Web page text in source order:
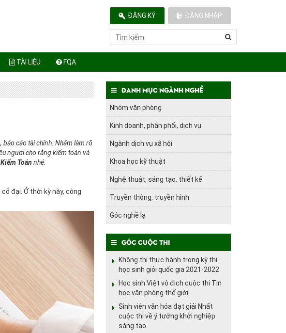
ĐĂNG KÝ ĐĂNG NHẬP
TÀI LIỆU FQA
báo cáo tài chính. Nhằm làm rõ
người cho rằng kiểm toán và
Toán nhé.
đại. Ở thời kỳ này, công
Danh mục ngành nghề
Nhóm văn phòng
Kinh doanh, phân phối, dịch vụ
Ngành dịch vụ xã hội
Khoa học kỹ thuật
Nghệ thuật, sáng tạo, thiết kế
Truyền thông, truyền hình
Góc nghề lạ
Góc cuộc thi
Không thi thực hành trong kỳ thi
học sinh giỏi quốc gia 2021-2022
Học sinh Việt vô địch cuộc thi Tin
học văn phòng thế giới
Sinh viên văn hóa đạt giải Nhất
cuộc thi về ý tưởng khởi nghiệp
sáng tạo